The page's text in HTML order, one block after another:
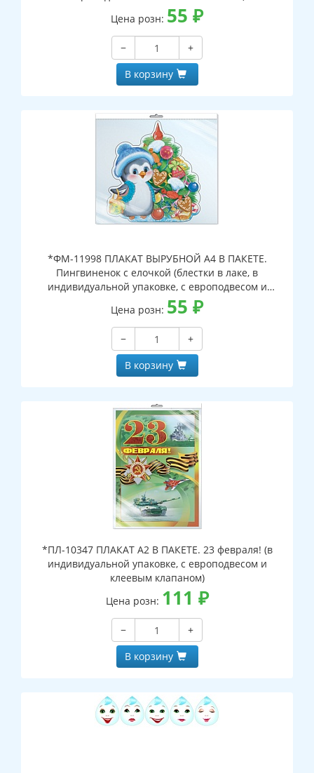
Цена розн: 55 ₽
−
+
В корзину
*ФМ-11998 ПЛАКАТ ВЫРУБНОЙ А4 В ПАКЕТЕ.
Пингвиненок с елочкой (блестки в лаке, в
индивидуальной упаковке, с европодвесом и
клеевым клапаном)
Цена розн: 55 ₽
−
+
В корзину
*ПЛ-10347 ПЛАКАТ А2 В ПАКЕТЕ. 23 февраля! (в
индивидуальной упаковке, с европодвесом и
клеевым клапаном)
Цена розн: 111 ₽
−
+
В корзину